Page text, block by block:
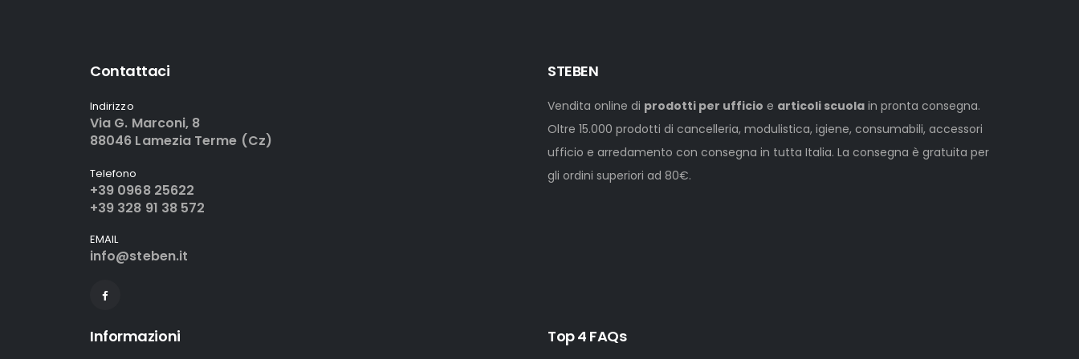
Contattaci
Indirizzo
Via G. Marconi, 8
88046 Lamezia Terme (Cz)
Telefono
+39 0968 25622
+39 328 91 38 572
EMAIL
info@steben.it
STEBEN
Vendita online di prodotti per ufficio e articoli scuola in pronta consegna.
Oltre 15.000 prodotti di cancelleria, modulistica, igiene, consumabili, accessori
ufficio e arredamento con consegna in tutta Italia. La consegna è gratuita per
gli ordini superiori ad 80€.
Informazioni Top 4 FAQs